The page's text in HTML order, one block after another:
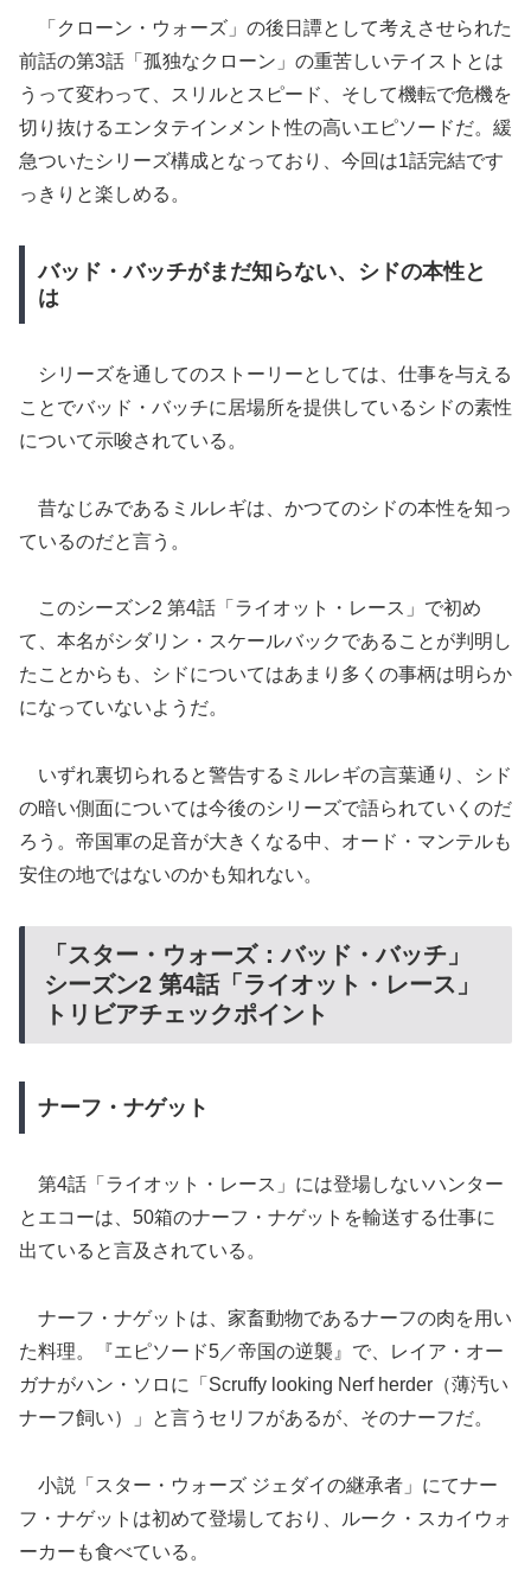
「クローン・ウォーズ」の後日譚として考えさせられた
前話の第3話「孤独なクローン」の重苦しいテイストとは
うって変わって、スリルとスピード、そして機転で危機を
切り抜けるエンタテインメント性の高いエピソードだ。緩
急ついたシリーズ構成となっており、今回は1話完結です
っきりと楽しめる。
バッド・バッチがまだ知らない、シドの本性と
は
シリーズを通してのストーリーとしては、仕事を与える
ことでバッド・バッチに居場所を提供しているシドの素性
について示唆されている。
昔なじみであるミルレギは、かつてのシドの本性を知っ
ているのだと言う。
このシーズン2 第4話「ライオット・レース」で初め
て、本名がシダリン・スケールバックであることが判明し
たことからも、シドについてはあまり多くの事柄は明らか
になっていないようだ。
いずれ裏切られると警告するミルレギの言葉通り、シド
の暗い側面については今後のシリーズで語られていくのだ
ろう。帝国軍の足音が大きくなる中、オード・マンテルも
安住の地ではないのかも知れない。
「スター・ウォーズ：バッド・バッチ」
シーズン2 第4話「ライオット・レース」
トリビアチェックポイント
ナーフ・ナゲット
第4話「ライオット・レース」には登場しないハンター
とエコーは、50箱のナーフ・ナゲットを輸送する仕事に
出ていると言及されている。
ナーフ・ナゲットは、家畜動物であるナーフの肉を用い
た料理。『エピソード5／帝国の逆襲』で、レイア・オー
ガナがハン・ソロに「Scruffy looking Nerf herder（薄汚い
ナーフ飼い）」と言うセリフがあるが、そのナーフだ。
小説「スター・ウォーズ ジェダイの継承者」にてナー
フ・ナゲットは初めて登場しており、ルーク・スカイウォ
ーカーも食べている。